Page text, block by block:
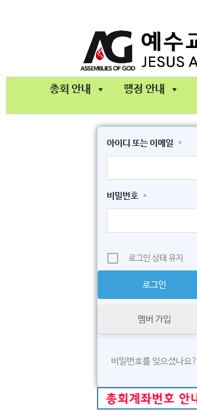
건
총회 안내 행정 안내
아이디 또는 이메일 *
비밀번호 *
로그인 상태 유지
멤버 가입
비밀번호를 잊으셨나요?